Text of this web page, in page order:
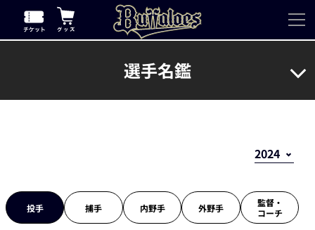
選手名鑑
投手 捕手 内野手 外野手
監督・
コーチ